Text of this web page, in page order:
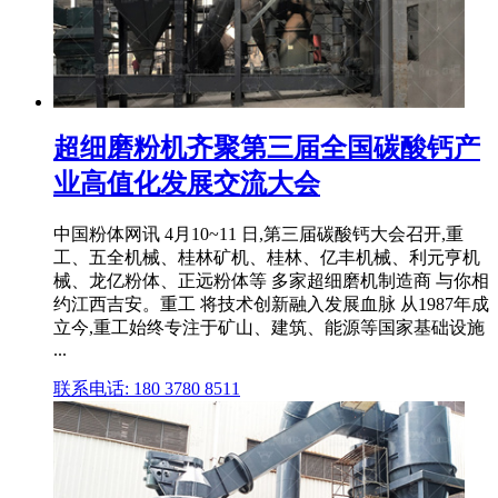
超细磨粉机齐聚第三届全国碳酸钙产
业高值化发展交流大会
中国粉体网讯 4月10~11 日,第三届碳酸钙大会召开,重
工、五全机械、桂林矿机、桂林、亿丰机械、利元亨机
械、龙亿粉体、正远粉体等 多家超细磨机制造商 与你相
约江西吉安。重工 将技术创新融入发展血脉 从1987年成
立今,重工始终专注于矿山、建筑、能源等国家基础设施
...
联系电话: 180 3780 8511